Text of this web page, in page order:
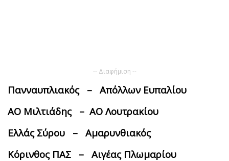
-- Διαφήμιση --
Πανναυπλιακός – Απόλλων Ευπαλίου
ΑΟ Μιλτιάδης – ΑΟ Λουτρακίου
Ελλάς Σύρου – Αμαρυνθιακός
Κόρινθος ΠΑΣ – Αιγέας Πλωμαρίου